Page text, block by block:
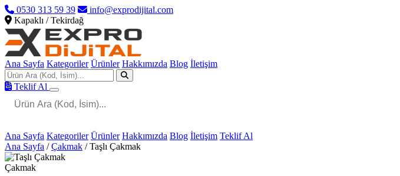
0530 313 59 39
info@exprodijital.com
Kapaklı / Tekirdağ
Ana Sayfa Kategoriler Ürünler Hakkımızda Blog İletişim
Teklif Al
Ana Sayfa Kategoriler Ürünler Hakkımızda Blog İletişim Teklif Al
Ana Sayfa / Çakmak / Taşlı Çakmak
Çakmak